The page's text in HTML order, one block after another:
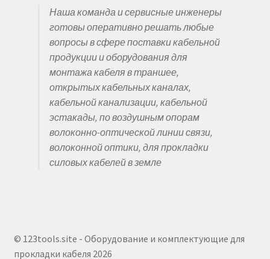
Наша команда и сервисные инженеры
готовы оперативно решать любые
вопросы в сфере поставки кабельной
продукции и оборудования для
монтажа кабеля в траншее,
открытых кабельных каналах,
кабельной канализации, кабельной
эстакады, по воздушным опорам
волоконно-оптической линии связи,
волоконной оптики, для прокладки
силовых кабелей в земле
© 123tools.site - Оборудование и комплектующие для
прокладки кабеля 2026